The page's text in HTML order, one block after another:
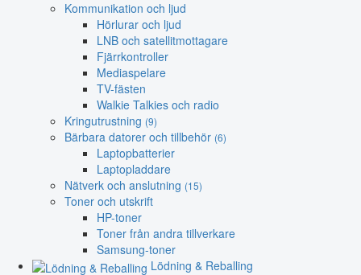
Kommunikation och ljud
Hörlurar och ljud
LNB och satellitmottagare
Fjärrkontroller
Mediaspelare
TV-fästen
Walkie Talkies och radio
Kringutrustning (9)
Bärbara datorer och tillbehör (6)
Laptopbatterier
Laptopladdare
Nätverk och anslutning (15)
Toner och utskrift
HP-toner
Toner från andra tillverkare
Samsung-toner
Lödning & Reballing